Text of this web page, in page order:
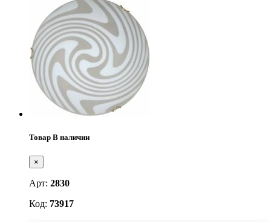
Товар В наличии
×
Арт: 2830
Код: 73917